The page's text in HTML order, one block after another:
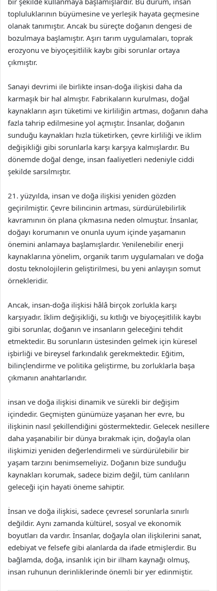
topluluklarının büyümesine ve yerleşik hayata geçmesine
olanak tanımıştır. Ancak bu süreçte doğanın dengesi de
bozulmaya başlamıştır. Aşırı tarım uygulamaları, toprak
erozyonu ve biyoçeşitlilik kaybı gibi sorunlar ortaya
çıkmıştır.
Sanayi devrimi ile birlikte insan-doğa ilişkisi daha da
karmaşık bir hal almıştır. Fabrikaların kurulması, doğal
kaynakların aşırı tüketimi ve kirliliğin artması, doğanın daha
fazla tahrip edilmesine yol açmıştır. İnsanlar, doğanın
sunduğu kaynakları hızla tüketirken, çevre kirliliği ve iklim
değişikliği gibi sorunlarla karşı karşıya kalmışlardır. Bu
dönemde doğal denge, insan faaliyetleri nedeniyle ciddi
şekilde sarsılmıştır.
21. yüzyılda, insan ve doğa ilişkisi yeniden gözden
geçirilmiştir. Çevre bilincinin artması, sürdürülebilirlik
kavramının ön plana çıkmasına neden olmuştur. İnsanlar,
doğayı korumanın ve onunla uyum içinde yaşamanın
önemini anlamaya başlamışlardır. Yenilenebilir enerji
kaynaklarına yönelim, organik tarım uygulamaları ve doğa
dostu teknolojilerin geliştirilmesi, bu yeni anlayışın somut
örnekleridir.
Ancak, insan-doğa ilişkisi hâlâ birçok zorlukla karşı
karşıyadır. İklim değişikliği, su kıtlığı ve biyoçeşitlilik kaybı
gibi sorunlar, doğanın ve insanların geleceğini tehdit
etmektedir. Bu sorunların üstesinden gelmek için küresel
işbirliği ve bireysel farkındalık gerekmektedir. Eğitim,
bilinçlendirme ve politika geliştirme, bu zorluklarla başa
çıkmanın anahtarlarıdır.
insan ve doğa ilişkisi dinamik ve sürekli bir değişim
içindedir. Geçmişten günümüze yaşanan her evre, bu
ilişkinin nasıl şekillendiğini göstermektedir. Gelecek nesillere
daha yaşanabilir bir dünya bırakmak için, doğayla olan
ilişkimizi yeniden değerlendirmeli ve sürdürülebilir bir
yaşam tarzını benimsemeliyiz. Doğanın bize sunduğu
kaynakları korumak, sadece bizim değil, tüm canlıların
geleceği için hayati öneme sahiptir.
İnsan ve doğa ilişkisi, sadece çevresel sorunlarla sınırlı
değildir. Aynı zamanda kültürel, sosyal ve ekonomik
boyutları da vardır. İnsanlar, doğayla olan ilişkilerini sanat,
edebiyat ve felsefe gibi alanlarda da ifade etmişlerdir. Bu
bağlamda, doğa, insanlık için bir ilham kaynağı olmuş,
insan ruhunun derinliklerinde önemli bir yer edinmiştir.